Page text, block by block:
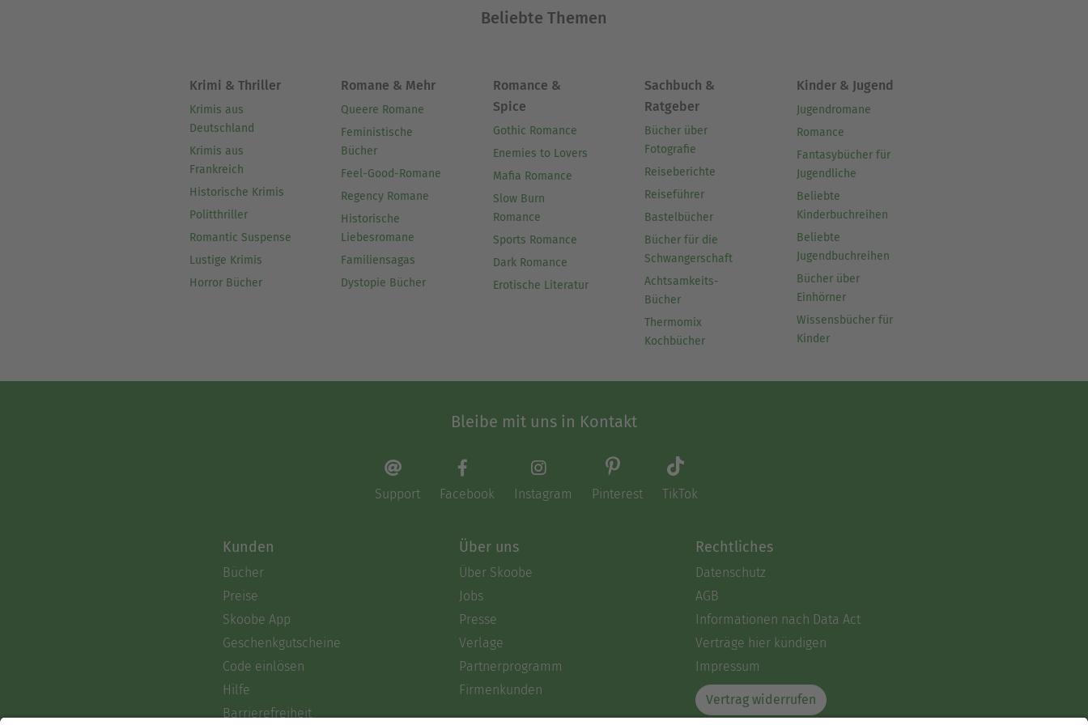
Beliebte Themen
Krimi & Thriller
Krimis aus
Deutschland
Krimis aus
Frankreich
Historische Krimis
Politthriller
Romantic Suspense
Lustige Krimis
Horror Bücher
Romane & Mehr
Queere Romane
Feministische
Bücher
Feel-Good-Romane
Regency Romane
Historische
Liebesromane
Familiensagas
Dystopie Bücher
Romance &
Spice
Gothic Romance
Enemies to Lovers
Mafia Romance
Slow Burn
Romance
Sports Romance
Dark Romance
Erotische Literatur
Sachbuch &
Ratgeber
Bücher über
Fotografie
Reiseberichte
Reiseführer
Bastelbücher
Bücher für die
Schwangerschaft
Achtsamkeits-
Bücher
Thermomix
Kochbücher
Kinder & Jugend
Jugendromane
Romance
Fantasybücher für
Jugendliche
Beliebte
Kinderbuchreihen
Beliebte
Jugendbuchreihen
Bücher über
Einhörner
Wissensbücher für
Kinder
Bleibe mit uns in Kontakt
Support Facebook Instagram Pinterest TikTok
Kunden
Bücher
Preise
Skoobe App
Geschenkgutscheine
Code einlösen
Hilfe
Barrierefreiheit
Über uns
Über Skoobe
Jobs
Presse
Verlage
Partnerprogramm
Firmenkunden
Rechtliches
Datenschutz
AGB
Informationen nach Data Act
Verträge hier kündigen
Impressum
Vertrag widerrufen